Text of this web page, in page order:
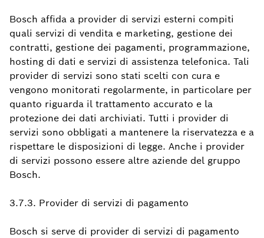
Bosch affida a provider di servizi esterni compiti
quali servizi di vendita e marketing, gestione dei
contratti, gestione dei pagamenti, programmazione,
hosting di dati e servizi di assistenza telefonica. Tali
provider di servizi sono stati scelti con cura e
vengono monitorati regolarmente, in particolare per
quanto riguarda il trattamento accurato e la
protezione dei dati archiviati. Tutti i provider di
servizi sono obbligati a mantenere la riservatezza e a
rispettare le disposizioni di legge. Anche i provider
di servizi possono essere altre aziende del gruppo
Bosch.
3.7.3. Provider di servizi di pagamento
Bosch si serve di provider di servizi di pagamento